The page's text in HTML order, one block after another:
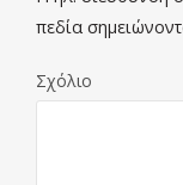
πεδία
Σχόλιο